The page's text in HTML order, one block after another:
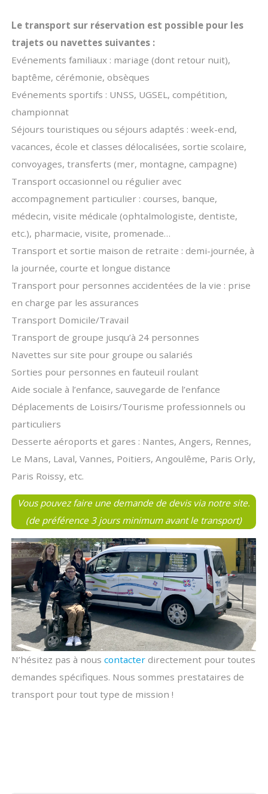
Le transport sur réservation est possible pour les
trajets ou navettes suivantes :
Evénements familiaux : mariage (dont retour nuit),
baptême, cérémonie, obsèques
Evénements sportifs : UNSS, UGSEL, compétition,
championnat
Séjours touristiques ou séjours adaptés : week-end,
vacances, école et classes délocalisées, sortie scolaire,
convoyages, transferts (mer, montagne, campagne)
Transport occasionnel ou régulier avec
accompagnement particulier : courses, banque,
médecin, visite médicale (ophtalmologiste, dentiste,
etc.), pharmacie, visite, promenade…
Transport et sortie maison de retraite : demi-journée, à
la journée, courte et longue distance
Transport pour personnes accidentées de la vie : prise
en charge par les assurances
Transport Domicile/Travail
Transport de groupe jusqu’à 24 personnes
Navettes sur site pour groupe ou salariés
Sorties pour personnes en fauteuil roulant
Aide sociale à l’enfance, sauvegarde de l’enfance
Déplacements de Loisirs/Tourisme professionnels ou
particuliers
Desserte aéroports et gares : Nantes, Angers, Rennes,
Le Mans, Laval, Vannes, Poitiers, Angoulême, Paris Orly,
Paris Roissy, etc.
Vous pouvez faire une demande de devis via notre site.
(de préférence 3 jours minimum avant le transport)
N’hésitez pas à nouscontacter directement pour toutes
demandes spécifiques. Nous sommes prestataires de
transport pour tout type de mission !